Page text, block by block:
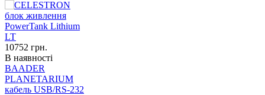
10752 грн.
В наявності
BAADER
PLANETARIUM
кабель USB/RS-232